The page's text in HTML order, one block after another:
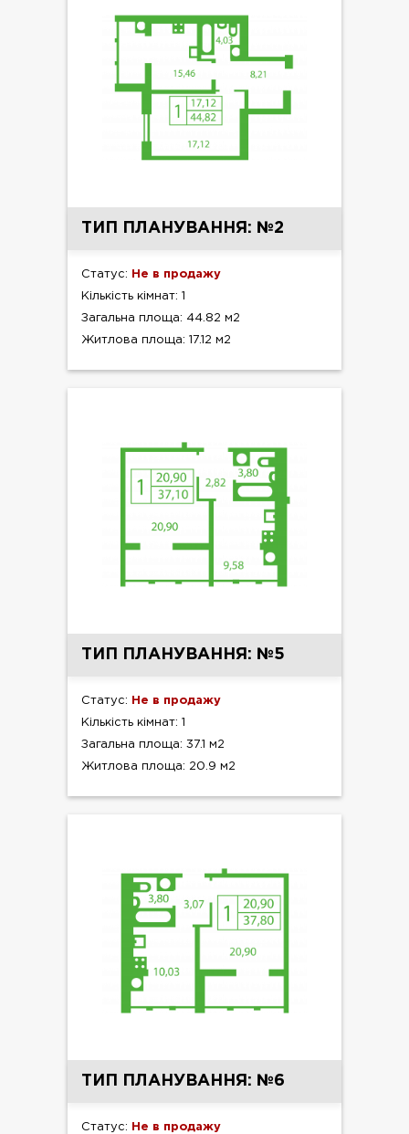
ТИП ПЛАНУВАННЯ: №2
Статус: Не в продажу
Кількість кімнат: 1
Загальна площа: 44.82 м2
Житлова площа: 17.12 м2
ТИП ПЛАНУВАННЯ: №5
Статус: Не в продажу
Кількість кімнат: 1
Загальна площа: 37.1 м2
Житлова площа: 20.9 м2
ТИП ПЛАНУВАННЯ: №6
Статус: Не в продажу